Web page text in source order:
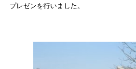
プレゼンを行いました。